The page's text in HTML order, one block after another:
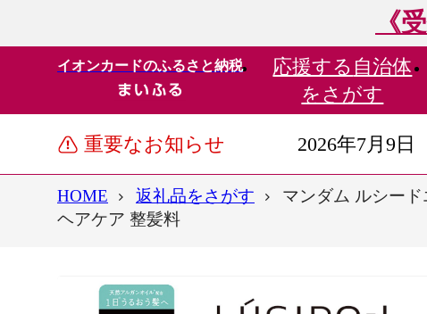
《
イオンカードのふるさと納税 応援する 自治体
をさがす
重要なお知らせ 2026年7月9日
HOME 返礼品をさがす
マンダム ルシー
ヘアケア 整髪料